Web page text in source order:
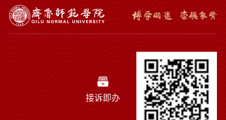
接诉即办